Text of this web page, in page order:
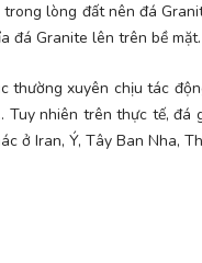
lòng đất nên đá
đá Granite lên trên bề mặt.
xuyên chịu tác
Tuy nhiên trên thực tế,
ở Iran, Ý, Tây Ban Nha,